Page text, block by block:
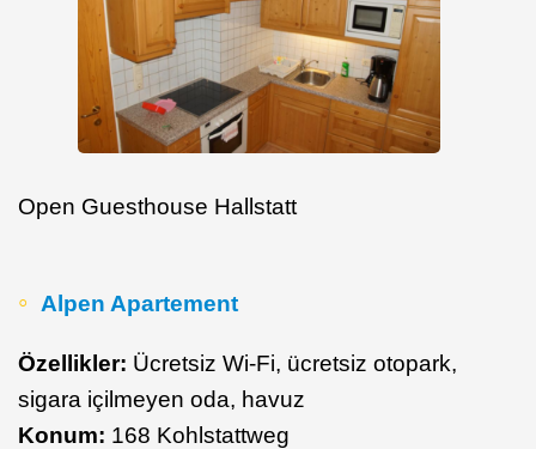
Open Guesthouse Hallstatt
Alpen Apartement
Özellikler: Ücretsiz Wi-Fi, ücretsiz otopark,
sigara içilmeyen oda, havuz
Konum: 168 Kohlstattweg